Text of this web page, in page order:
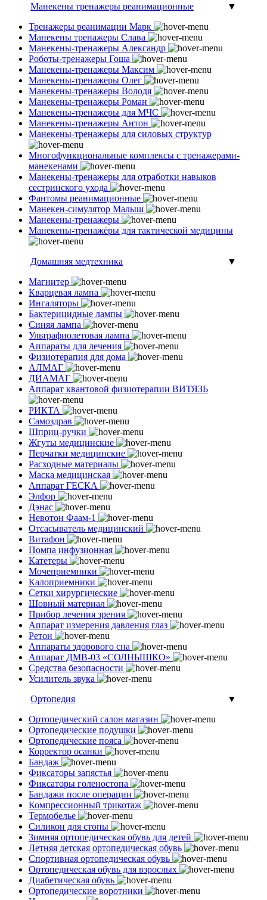
Манекены тренажеры реанимационные
▼
Тренажеры реанимации Марк
Манекены тренажеры Слава
Манекены-тренажеры Александр
Роботы-тренажеры Гоша
Манекены-тренажеры Максим
Манекены-тренажеры Олег
Манекены-тренажеры Володя
Манекены-тренажеры Роман
Манекены-тренажеры для МЧС
Манекены-тренажеры Антон
Манекены-тренажеры для силовых структур
Многофункциональные комплексы с тренажерами-
манекенами
Манекены-тренажеры для отработки навыков
сестринского ухода
Фантомы реанимационные
Манекен-симулятор Малыш
Манекены-тренажеры
Манекены-тренажёры для тактической медицины
Домашняя медтехника
▼
Магнитер
Кварцевая лампа
Ингаляторы
Бактерицидные лампы
Синяя лампа
Ультрафиолетовая лампа
Аппараты для лечения
Физиотерапия для дома
АЛМАГ
ДИАМАГ
Аппарат квантовой физиотерапии ВИТЯЗЬ
РИКТА
Самоздрав
Шприц-ручки
Жгуты медицинские
Перчатки медицинские
Расходные материалы
Маска медицинская
Аппарат ГЕСКА
Элфор
Дэнас
Невотон Фаам-1
Отсасыватель медицинский
Витафон
Помпа инфузионная
Катетеры
Мочеприемники
Калоприемники
Сетки хирургические
Шовный материал
Прибор лечения зрения
Аппарат измерения давления глаз
Ретон
Аппараты здорового сна
Аппарат ДМВ-03 «СОЛНЫШКО»
Средства безопасности
Усилитель звука
Ортопедия
▼
Ортопедический салон магазин
Ортопедические подушки
Ортопедические пояса
Корректор осанки
Бандаж
Фиксаторы запястья
Фиксаторы голеностопа
Бандажи после операции
Компрессионный трикотаж
Термобелье
Силикон для стопы
Зимняя ортопедическая обувь для детей
Летняя детская ортопедическая обувь
Спортивная ортопедическая обувь
Ортопедическая обувь для взрослых
Диабетическая обувь
Ортопедические воротники